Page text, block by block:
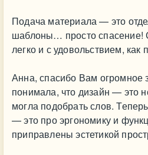
Подача материала — это
шаблоны… просто спасение!
легко и с удовольствием, как
Анна, спасибо Вам огромное
понимала, что дизайн — это
могла подобрать слов.
— это про эргономику и
приправлены эстетикой